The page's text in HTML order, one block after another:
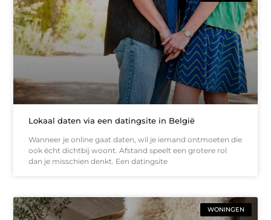
Lokaal daten via een datingsite in België
Wanneer je online gaat daten, wil je iemand ontmoeten die
ook écht dichtbij woont. Afstand speelt een grotere rol
dan je misschien denkt. Een datingsite
WONINGEN